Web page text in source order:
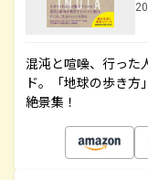
混沌と喧噪、行った
ド。「地球の歩き
絶景集！